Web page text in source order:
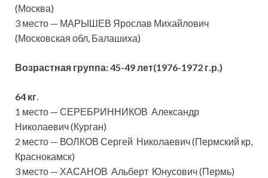
(Москва)
3 место — МАРЫШЕВ Ярослав Михайлович
(Московская обл, Балашиха)
Возрастная группа:45-49 лет(1976-1972 г.р.)
64 кг.
1 место — СЕРЕБРИННИКОВ Александр
Николаевич (Курган)
2 место — ВОЛКОВ Сергей Николаевич (Пермский кр,
Краснокамск)
3 место — ХАСАНОВ Альберт Юнусович (Пермь)